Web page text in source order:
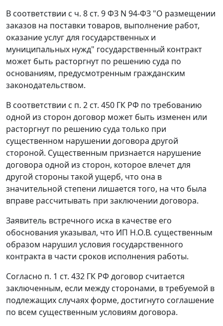
В соответствии с ч. 8 ст. 9ФЗ N 94-ФЗ "О размещении
заказов на поставки товаров, выполнение работ,
оказание услуг для государственных и
муниципальных нужд" государственный контракт
может быть расторгнут по решению суда по
основаниям, предусмотренным гражданским
законодательством.
В соответствии с п. 2 ст. 450 ГК РФ по требованию
одной из сторон договор может быть изменен или
расторгнут по решению суда только при
существенном нарушении договора другой
стороной. Существенным признается нарушение
договора одной из сторон, которое влечет для
другой стороны такой ущерб, что она в
значительной степени лишается того, на что была
вправе рассчитывать при заключении договора.
Заявитель встречного иска в качестве его
обоснования указывал, что ИП Н.О.В. существенным
образом нарушил условия государственного
контракта в части сроков исполнения работы.
Согласно п. 1 ст. 432 ГК РФ договор считается
заключенным, если между сторонами, в требуемой в
подлежащих случаях форме, достигнуто соглашение
по всем существенным условиям договора.